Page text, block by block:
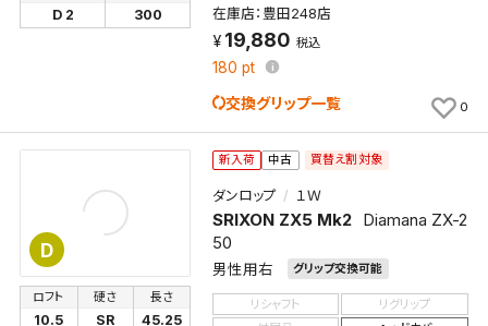
D 2 300 在庫店：豊田248店
19,880 税込
180 pt
交換グリップ一覧 0
D
新入荷 中古 買替え割対象
ダンロップ １Ｗ
SRIXON ZX5 Mk2
Diamana ZX-2
50
男性用右 グリップ交換可能
ロフト
10.5
硬さ
SR
長さ
45.25
リシャフト
リグリップ